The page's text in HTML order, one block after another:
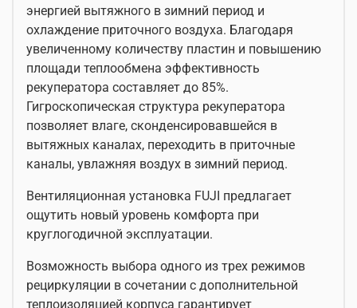
энергией вытяжного в зимний период и
охлаждение приточного воздуха. Благодаря
увеличенному количеству пластин и повышению
площади теплообмена эффективность
рекуператора составляет до 85%.
Гигроскопическая структура рекуператора
позволяет влаге, сконденсировавшейся в
вытяжных каналах, переходить в приточные
каналы, увлажняя воздух в зимний период.
Вентиляционная установка FUJI предлагает
ощутить новый уровень комфорта при
круглогодичной эксплуатации.
Возможность выбора одного из трех режимов
рециркуляции в сочетании с дополнительной
теплоизоляцией корпуса гарантирует